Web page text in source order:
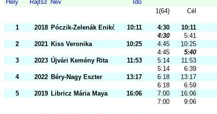
Hely
Rajtsz Név
Idő
1(64)
Cél
1 2018 Póczik-Zelenák Enikő 10:11 4:30
10:11
4:30
5:41
2
2021 Kiss Veronika 10:25 4:45
10:25
4:45
5:40
3
2023 Újvári Kemény Rita 11:53 5:14
11:53
5:14
6:39
4
2022 Béry-Nagy Eszter 13:17 6:18
13:17
6:18
6:59
5
2019 Libricz Mária Maya 16:06 7:00
16:06
7:00
9:06